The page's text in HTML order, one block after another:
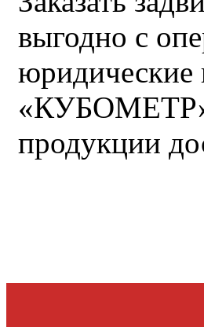
выгодно с
юридические
«КУБОМЕТР».
продукции